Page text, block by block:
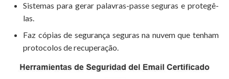
Sistemas para gerar palavras-passe seguras e protegê-
las.
Faz cópias de segurança seguras na nuvem que tenham
protocolos de recuperação.